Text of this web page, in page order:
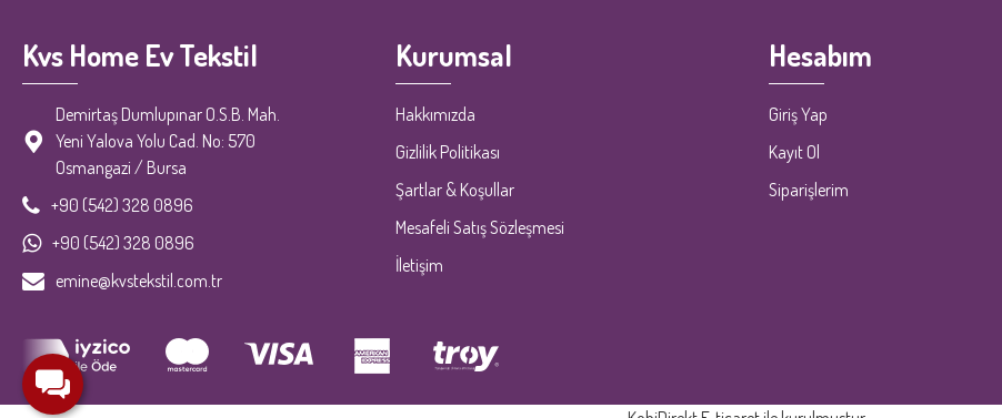
Kvs Home Ev Tekstil
Demirtaş Dumlupınar O.S.B. Mah.
Yeni Yalova Yolu Cad. No: 570
Osmangazi / Bursa
+90 (542) 328 0896
+90 (542) 328 0896
emine@kvstekstil.com.tr
Kurumsal
Hakkımızda
Gizlilik Politikası
Şartlar & Koşullar
Mesafeli Satış Sözleşmesi
İletişim
Hesabım
Giriş Yap
Kayıt Ol
Siparişlerim